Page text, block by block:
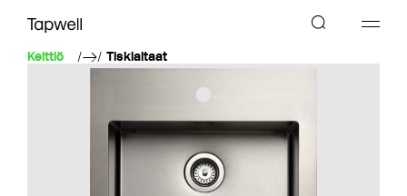
Keittiö Tiskialtaat